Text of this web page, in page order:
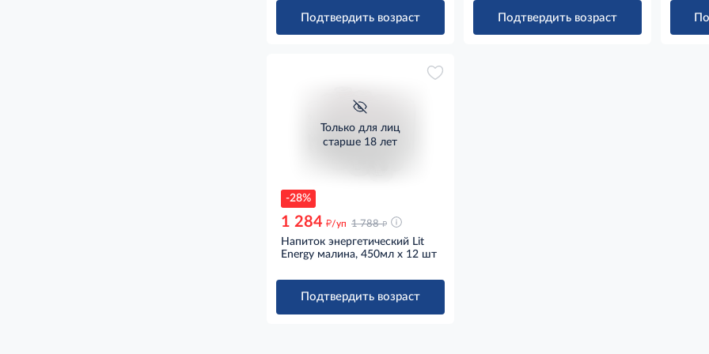
Подтвердить возраст Подтвердить возраст
-28%
Только для лиц
старше 18 лет
1 284 д/уп 1 788 д
Напиток энергетический Lit
Energy малина, 450мл x 12 шт
Подтвердить возраст